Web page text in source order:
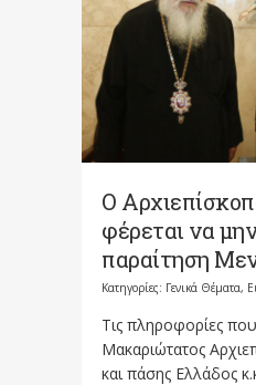
Ο
φέρεται να
παραίτηση
Κατηγορίες: Γενικά Θέματα,
Τις πληροφορίες
Μακαριώτατος
και πάσης Ελλάδος